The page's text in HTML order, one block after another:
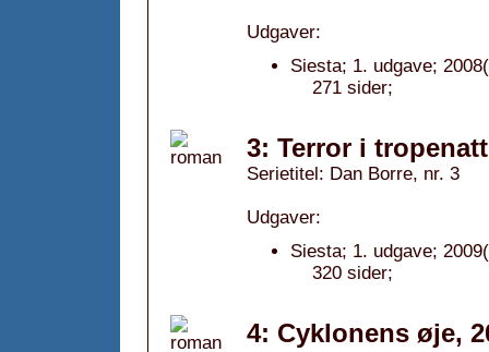
Udgaver:
Siesta; 1. udgave;
271 sider;
3: Terror i
Serietitel: Dan Borre, nr. 3
Udgaver:
Siesta; 1. udgave;
320 sider;
4: Cyklonens øje,